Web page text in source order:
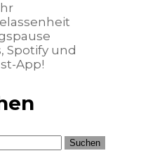
Spotify und
App!